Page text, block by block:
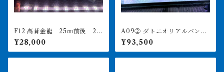
F12 高背金龍 25㎝前後 26
0-001313 買取個体
¥28,000
A09② ダトニオリアルバン
ド 16㎝前後 体高ありま
す シミなし
¥93,500